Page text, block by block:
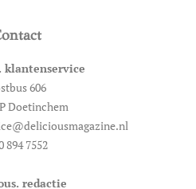
klantenservice
606
Doetinchem
894 7552
redactie